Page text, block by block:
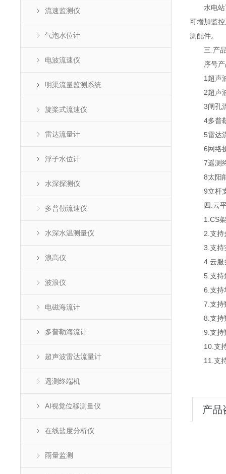
流速监测仪
气泡水位计
电波流速仪
明渠流量监测系统
旋桨式流速仪
雷达流量计
浮子水位计
水深探测仪
多普勒流速仪
水深水温测量仪
浪高仪
波浪仪
电磁海流计
多普勒海流计
超声波雷达流量计
遥测终端机
AI视觉位移测量仪
在线盐度分析仪
雨量监测
水电站下
可增加监
测配件。
三.产品
序号产
1超声波
2超声波
3闸孔流
4多普勒
5雷达流
6网络摄
7遥测终
8太阳能
9立杆支
四.云平
1.CS架
2.支持多
3.支持实
4.云服务
5.支持短
6.支持地
7.支持
8.支持
9.支持数
10.支持
11.支持
产品